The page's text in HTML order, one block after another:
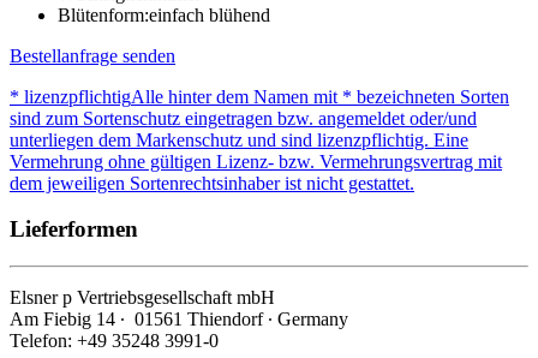
Blütenform:einfach blühend
Bestellanfrage senden
* lizenzpflichtigAlle hinter dem Namen mit * bezeichneten Sorten
sind zum Sortenschutz eingetragen bzw. angemeldet oder/und
unterliegen dem Markenschutz und sind lizenzpflichtig. Eine
Vermehrung ohne gültigen Lizenz- bzw. Vermehrungsvertrag mit
dem jeweiligen Sortenrechtsinhaber ist nicht gestattet.
Lieferformen
Elsnerp Vertriebsgesellschaft mbH
Am Fiebig 14 ∙ 01561 Thiendorf ∙ Germany
Telefon: +49 35248 3991-0